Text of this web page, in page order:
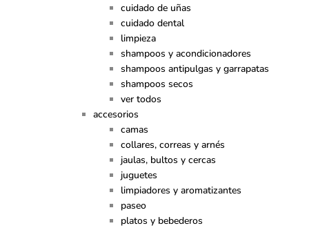
cuidado de uñas
cuidado dental
limpieza
shampoos y acondicionadores
shampoos antipulgas y garrapatas
shampoos secos
ver todos
accesorios
camas
collares, correas y arnés
jaulas, bultos y cercas
juguetes
limpiadores y aromatizantes
paseo
platos y bebederos